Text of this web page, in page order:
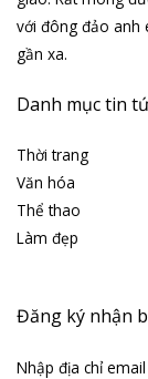
với đông đảo anh
gần xa.
Danh mục tin
Thời trang
Văn hóa
Thể thao
Làm đẹp
Đăng ký nhận
Nhập địa chỉ